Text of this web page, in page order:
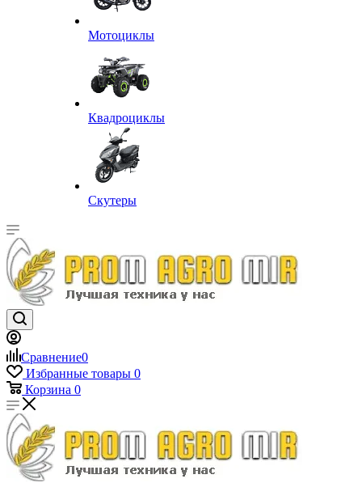
Мотоциклы
Квадроциклы
Скутеры
Сравнение0
Избранные товары 0
Корзина 0